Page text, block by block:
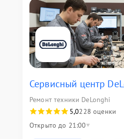
Сервисный центр
Ремонт техники DeLonghi
5,0228 оценки
Открыто до 21:00